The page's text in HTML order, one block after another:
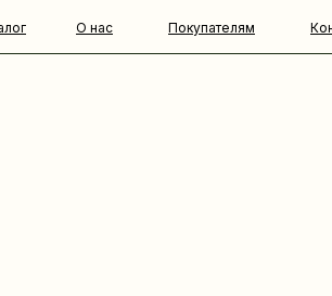
О нас Покупателям